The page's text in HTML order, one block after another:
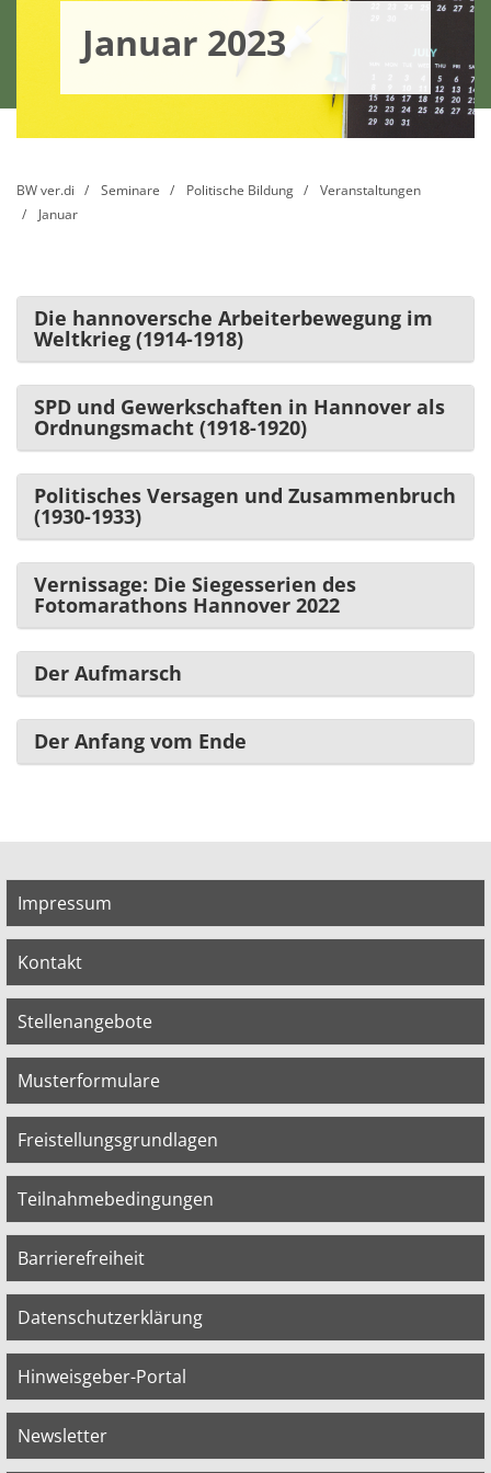
Januar 2023
BW ver.di Seminare Politische Bildung
Veranstaltungen
Januar
Die hannoversche Arbeiterbewegung im
Weltkrieg (1914-1918)
SPD und Gewerkschaften in Hannover als
Ordnungsmacht (1918-1920)
Politisches Versagen und Zusammenbruch
(1930-1933)
Vernissage: Die Siegesserien des
Fotomarathons Hannover 2022
Der Aufmarsch
Der Anfang vom Ende
Impressum
Kontakt
Stellenangebote
Musterformulare
Freistellungsgrundlagen
Teilnahmebedingungen
Barrierefreiheit
Datenschutzerklärung
Hinweisgeber-Portal
Newsletter